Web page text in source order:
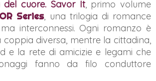
del cuore. Savor It, primo volume
Series, una trilogia di romance
interconnessi. Ogni romanzo è
coppia diversa, mentre la cittadina,
e la rete di amicizie e legami che
fanno da filo conduttore